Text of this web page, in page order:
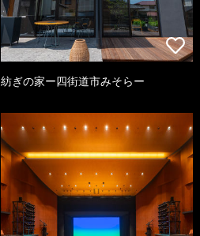
紡ぎの家ー四街道市みそらー